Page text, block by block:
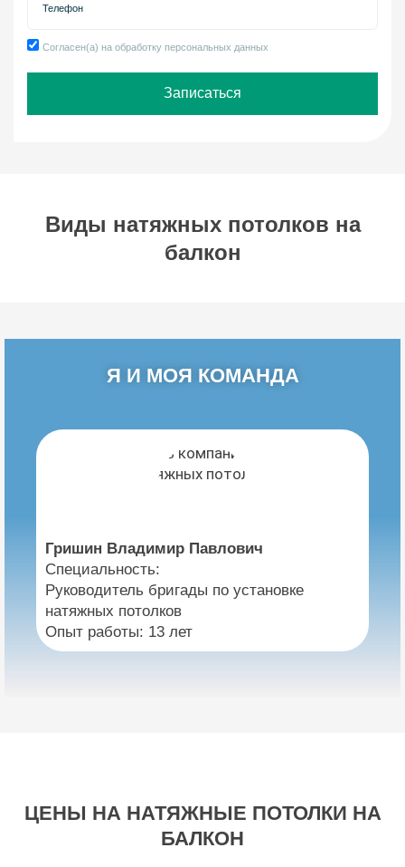
Согласен(а) на обработку персональных данных
Записаться
Виды натяжных потолков на
балкон
Я И МОЯ КОМАНДА
Гришин Владимир Павлович
Специальность:
Руководитель бригады по установке
натяжных потолков
Опыт работы: 13 лет
ЦЕНЫ НА НАТЯЖНЫЕ ПОТОЛКИ НА
БАЛКОН